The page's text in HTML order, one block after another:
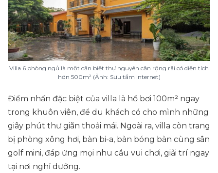
Villa 6 phòng ngủ là một căn biệt thự nguyên căn rộng rãi có diện tích
hơn 500m² (Ảnh: Sưu tầm Internet)
Điểm nhấn đặc biệt của villa là hồ bơi 100m² ngay
trong khuôn viên, để du khách có cho mình những
giây phút thư giãn thoải mái. Ngoài ra, villa còn trang
bị phòng xông hơi, bàn bi-a, bàn bóng bàn cùng sân
golf mini, đáp ứng mọi nhu cầu vui chơi, giải trí ngay
tại nơi nghỉ dưỡng.